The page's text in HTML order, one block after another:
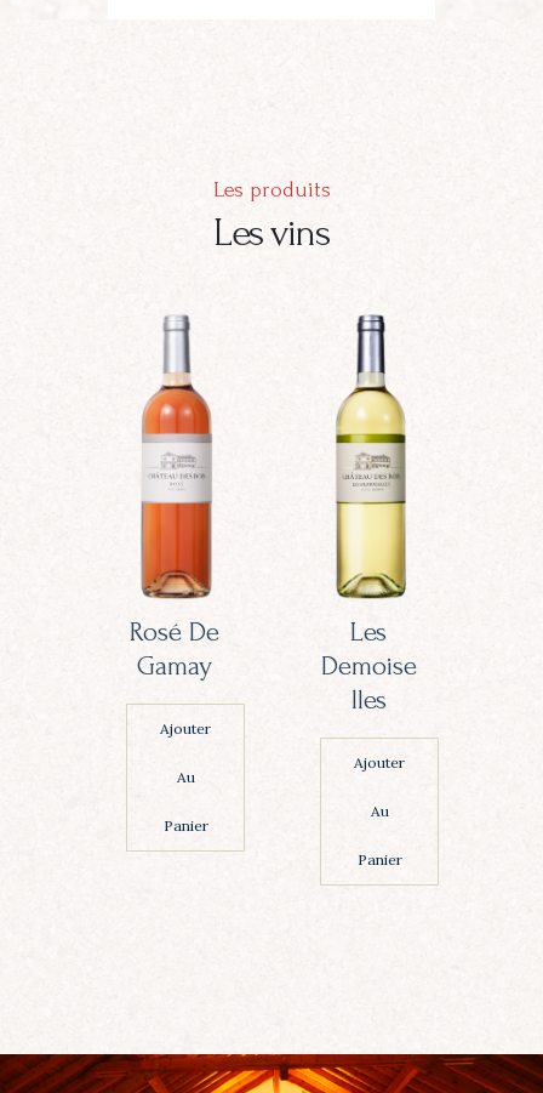
Les produits
Les vins
Rosé De
Gamay
Ajouter
Au
Panier
Les
Demoise
Lles
Ajouter
Au
Panier